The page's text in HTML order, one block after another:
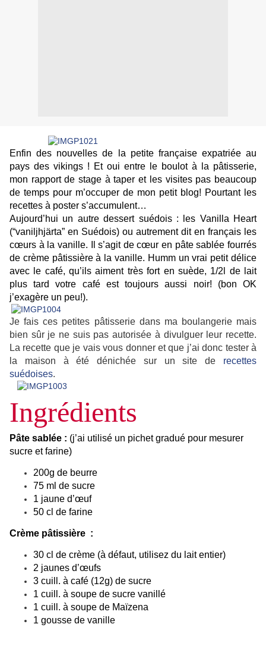
Enfin des nouvelles de la petite française expatriée au
pays des vikings ! Et oui entre le boulot à la pâtisserie,
mon rapport de stage à taper et les visites pas beaucoup
de temps pour m’occuper de mon petit blog! Pourtant les
recettes à poster s’accumulent…
Aujourd’hui un autre dessert suédois : les Vanilla Heart
(“vaniljhjärta” en Suédois) ou autrement dit en français les
cœurs à la vanille. Il s’agit de cœur en pâte sablée fourrés
de crème pâtissière à la vanille. Humm un vrai petit délice
avec le café, qu’ils aiment très fort en suède, 1/2l de lait
plus tard votre café est toujours aussi noir! (bon OK
j’exagère un peu!).
Je fais ces petites pâtisserie dans ma boulangerie mais
bien sûr je ne suis pas autorisée à divulguer leur recette.
La recette que je vais vous donner et que j’ai donc tester à
la maison à été dénichée sur un site de recettes
suédoises.
Ingrédients
Pâte sablée : (j’ai utilisé un pichet gradué pour mesurer
sucre et farine)
200g de beurre
75 ml de sucre
1 jaune d’œuf
50 cl de farine
Crème pâtissière :
30 cl de crème (à défaut, utilisez du lait entier)
2 jaunes d’œufs
3 cuill. à café (12g) de sucre
1 cuill. à soupe de sucre vanillé
1 cuill. à soupe de Maïzena
1 gousse de vanille